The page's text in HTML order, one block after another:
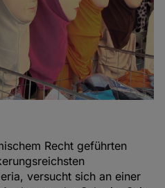
Recht geführten
versucht sich an einer